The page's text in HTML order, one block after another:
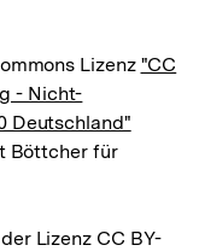
Lizenz "CC
- Nicht-
Deutschland"
Böttcher für
Lizenz CC BY-